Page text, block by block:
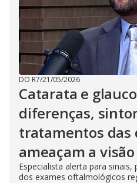
DO R7/21/05/2026
Catarata e
diferenças,
tratamentos das
ameaçam a visão
Especialista alerta para
dos exames oftalmológicos